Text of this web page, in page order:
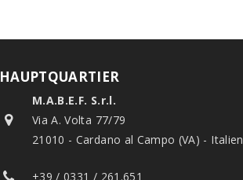
HAUPTQUARTIER
M.A.B.E.F. S.r.l.
Via A. Volta 77/79
21010 - Cardano al Campo (VA) - Italien
+39 / 0331 / 261.651